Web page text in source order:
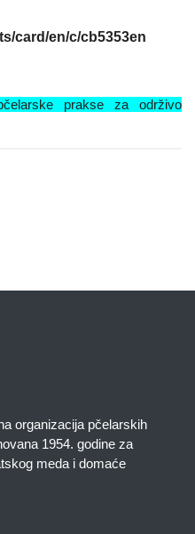
card/en/c/cb5353en
prakse za održivo
organizacija pčelarskih
1954. godine za
meda i domaće